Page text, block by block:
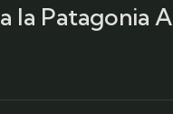
a la Patagonia